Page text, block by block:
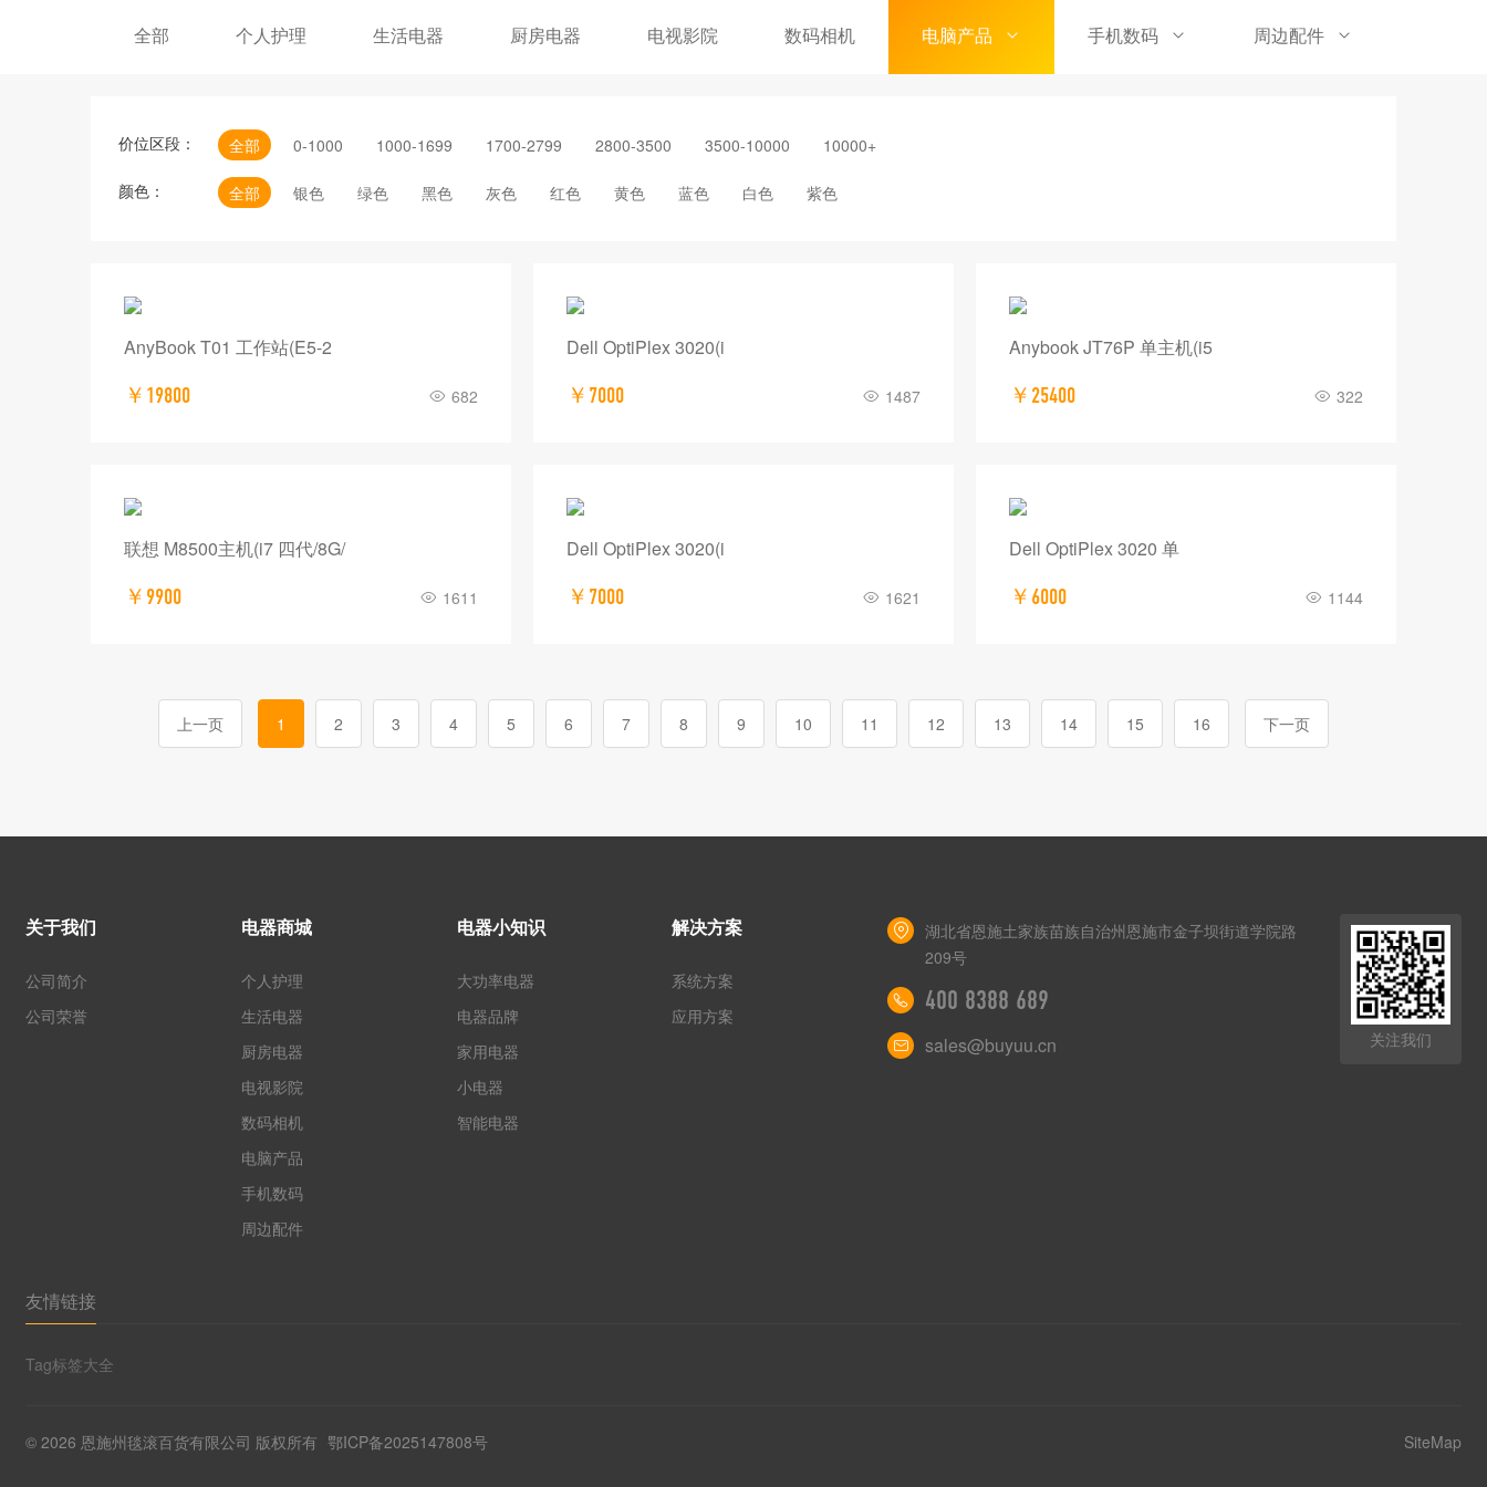
全部 个人护理 生活电器 厨房电器 电视影院 数码相机 电脑产品 手机数码 周边配件
价位区段： 全部 0-1000 1000-1699 1700-2799 2800-3500 3500-10000 10000+
颜色： 全部 银色 绿色 黑色 灰色 红色 黄色 蓝色 白色 紫色
AnyBook T01 工作站(E5-2
￥19800 682
Dell OptiPlex 3020(i
￥7000 1487
Anybook JT76P 单主机(i5
￥25400 322
联想 M8500主机(i7 四代/8G/
￥9900 1611
Dell OptiPlex 3020(i
￥7000 1621
Dell OptiPlex 3020 单
￥6000 1144
上一页 1 2 3 4 5 6 7 8 9 10 11 12 13 14 15 16 下一页
关于我们
公司简介
公司荣誉
电器商城
个人护理
生活电器
厨房电器
电视影院
数码相机
电脑产品
手机数码
周边配件
电器小知识
大功率电器
电器品牌
家用电器
小电器
智能电器
解决方案
系统方案
应用方案
湖北省恩施土家族苗族自治州恩施市金子坝街道学院路
209号
400 8388 689
sales@buyuu.cn 关注我们
友情链接
Tag标签大全
©2026 恩施州毯滚百货有限公司 版权所有 鄂ICP备2025147808号 SiteMap